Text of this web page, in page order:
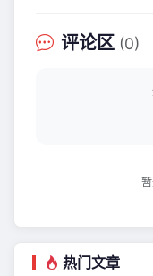
险警示。 自5月6日起实施风险警示，股
票简称由“闻泰科技”
根据规则，若2026
评论区 (0)
热门文章